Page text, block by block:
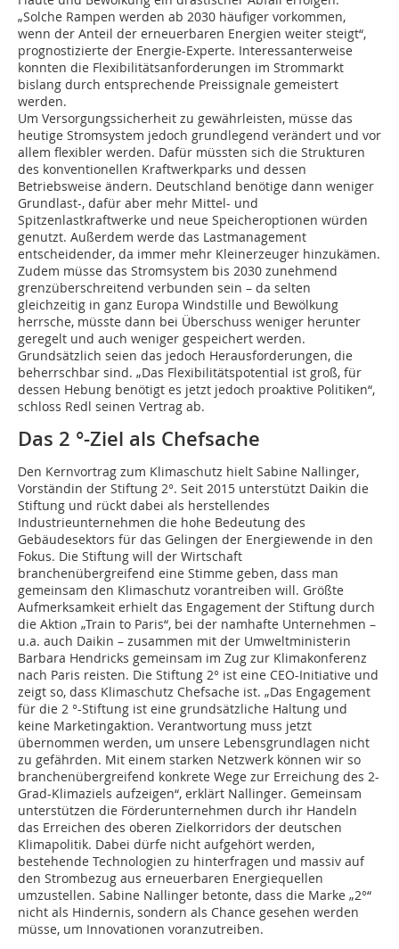
„Solche Rampen werden ab 2030 häufiger vorkommen,
wenn der Anteil der erneuerbaren Energien weiter steigt“,
prognostizierte der Energie-Experte. Interessanterweise
konnten die Flexibilitätsanforderungen im Strommarkt
bislang durch entsprechende Preissignale gemeistert
werden.
Um Versorgungssicherheit zu gewährleisten, müsse das
heutige Stromsystem jedoch grundlegend verändert und vor
allem flexibler werden. Dafür müssten sich die Strukturen
des konventionellen Kraftwerkparks und dessen
Betriebsweise ändern. Deutschland benötige dann weniger
Grundlast-, dafür aber mehr Mittel- und
Spitzenlastkraftwerke und neue Speicheroptionen würden
genutzt. Außerdem werde das Lastmanagement
entscheidender, da immer mehr Kleinerzeuger hinzukämen.
Zudem müsse das Stromsystem bis 2030 zunehmend
grenzüberschreitend verbunden sein – da selten
gleichzeitig in ganz Europa Windstille und Bewölkung
herrsche, müsste dann bei Überschuss weniger herunter
geregelt und auch weniger gespeichert werden.
Grundsätzlich seien das jedoch Herausforderungen, die
beherrschbar sind. „Das Flexibilitätspotential ist groß, für
dessen Hebung benötigt es jetzt jedoch proaktive Politiken“,
schloss Redl seinen Vertrag ab.
Das 2 °-Ziel als Chefsache
Den Kernvortrag zum Klimaschutz hielt Sabine Nallinger,
Vorständin der Stiftung 2°. Seit 2015 unterstützt Daikin die
Stiftung und rückt dabei als herstellendes
Industrieunternehmen die hohe Bedeutung des
Gebäudesektors für das Gelingen der Energiewende in den
Fokus. Die Stiftung will der Wirtschaft
branchenübergreifend eine Stimme geben, dass man
gemeinsam den Klimaschutz vorantreiben will. Größte
Aufmerksamkeit erhielt das Engagement der Stiftung durch
die Aktion „Train to Paris“, bei der namhafte Unternehmen –
u.a. auch Daikin – zusammen mit der Umweltministerin
Barbara Hendricks gemeinsam im Zug zur Klimakonferenz
nach Paris reisten. Die Stiftung 2° ist eine CEO-Initiative und
zeigt so, dass Klimaschutz Chefsache ist. „Das Engagement
für die 2 °-Stiftung ist eine grundsätzliche Haltung und
keine Marketingaktion. Verantwortung muss jetzt
übernommen werden, um unsere Lebensgrundlagen nicht
zu gefährden. Mit einem starken Netzwerk können wir so
branchenübergreifend konkrete Wege zur Erreichung des 2-
Grad-Klimaziels aufzeigen“, erklärt Nallinger. Gemeinsam
unterstützen die Förderunternehmen durch ihr Handeln
das Erreichen des oberen Zielkorridors der deutschen
Klimapolitik. Dabei dürfe nicht aufgehört werden,
bestehende Technologien zu hinterfragen und massiv auf
den Strombezug aus erneuerbaren Energiequellen
umzustellen. Sabine Nallinger betonte, dass die Marke „2°“
nicht als Hindernis, sondern als Chance gesehen werden
müsse, um Innovationen voranzutreiben.